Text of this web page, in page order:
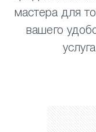
мастера для
вашего